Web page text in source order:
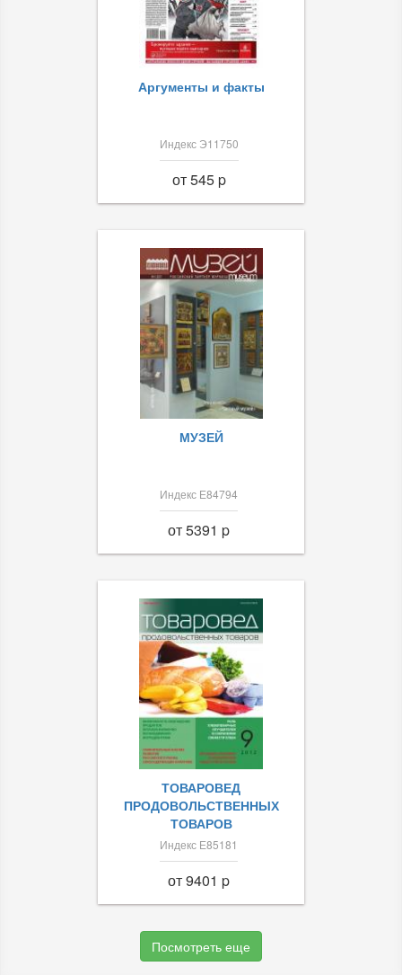
Аргументы и факты
Индекс Э11750
от 545 p
МУЗЕЙ
Индекс Е84794
от 5391 p
ТОВАРОВЕД
ПРОДОВОЛЬСТВЕННЫХ
ТОВАРОВ
Индекс Е85181
от 9401 p
Посмотреть еще